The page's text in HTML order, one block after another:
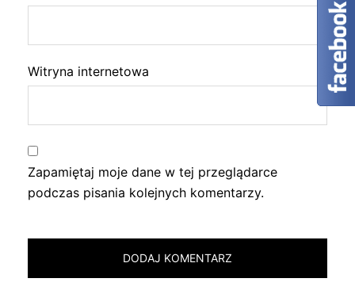
Witryna internetowa
Zapamiętaj moje dane w tej przeglądarce
podczas pisania kolejnych komentarzy.